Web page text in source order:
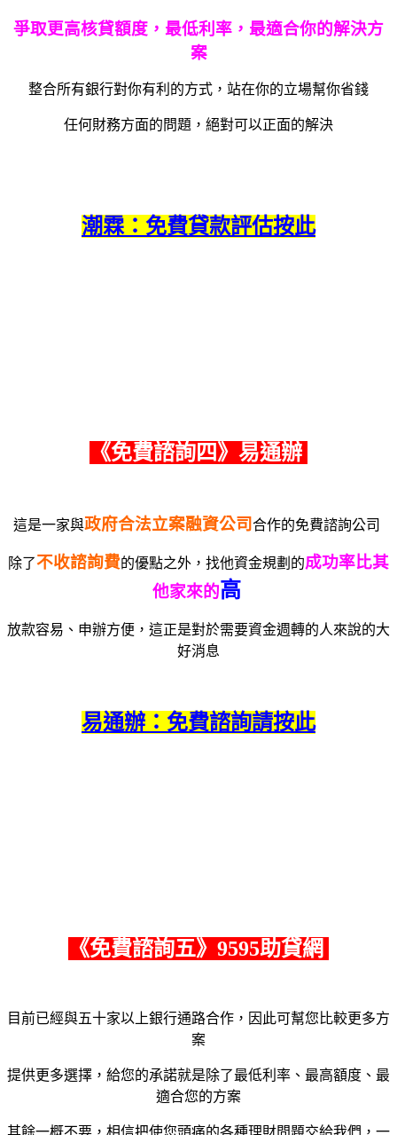
爭取更高核貸額度，最低利率，最適合你的解決方
案
整合所有銀行對你有利的方式，站在你的立場幫你省錢
任何財務方面的問題，絕對可以正面的解決
潮霖：免費貸款評估按此
《免費諮詢四》易通辦
這是一家與政府合法立案融資公司合作的免費諮詢公司
除了不收諮詢費的優點之外，找他資金規劃的成功率比其
他家來的高
放款容易、申辦方便，這正是對於需要資金週轉的人來說的大
好消息
易通辦：免費諮詢請按此
《免費諮詢五》9595助貸網
目前已經與五十家以上銀行通路合作，因此可幫您比較更多方
案
提供更多選擇，給您的承諾就是除了最低利率、最高額度、最
適合您的方案
其餘一概不要，相信把使您頭痛的各種理財問題交給我們，一